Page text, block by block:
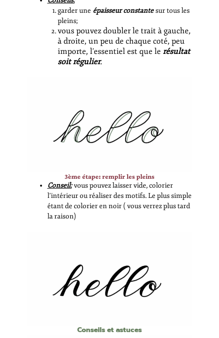
garder une épaisseur constante sur tous les
pleins;
vous pouvez doubler le trait à gauche,
à droite, un peu de chaque coté, peu
importe, l’essentiel est que le résultat
soit régulier.
3ème étape: remplir les pleins
Conseil: vous pouvez laisser vide, colorier
l’intérieur ou réaliser des motifs. Le plus simple
étant de colorier en noir ( vous verrez plus tard
la raison)
Conseils et astuces